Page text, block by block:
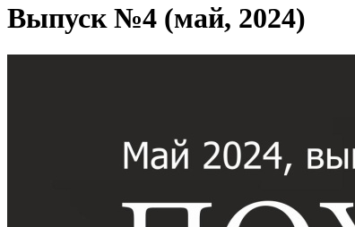
Выпуск №4 (май, 2024)